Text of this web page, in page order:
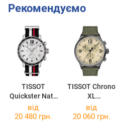
Рекомендуємо
TISSOT
Quickster Nato
Chronograph
T095.417.17.0
TISSOT Chrono
XL
T116.617.37.2
67.00
від
20 480 грн.
від
20 060 грн.